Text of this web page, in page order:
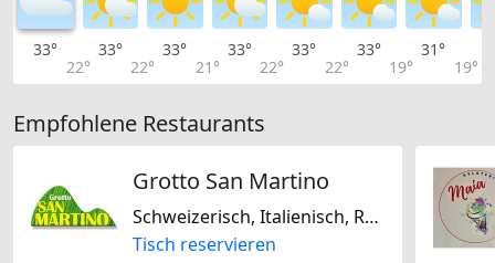
33°
22°
33°
22°
33°
21°
33°
22°
33°
22°
33°
19°
31°
19°
Empfohlene Restaurants
Grotto San Martino
Schweizerisch, Italienisch, Regional
Tisch reservieren